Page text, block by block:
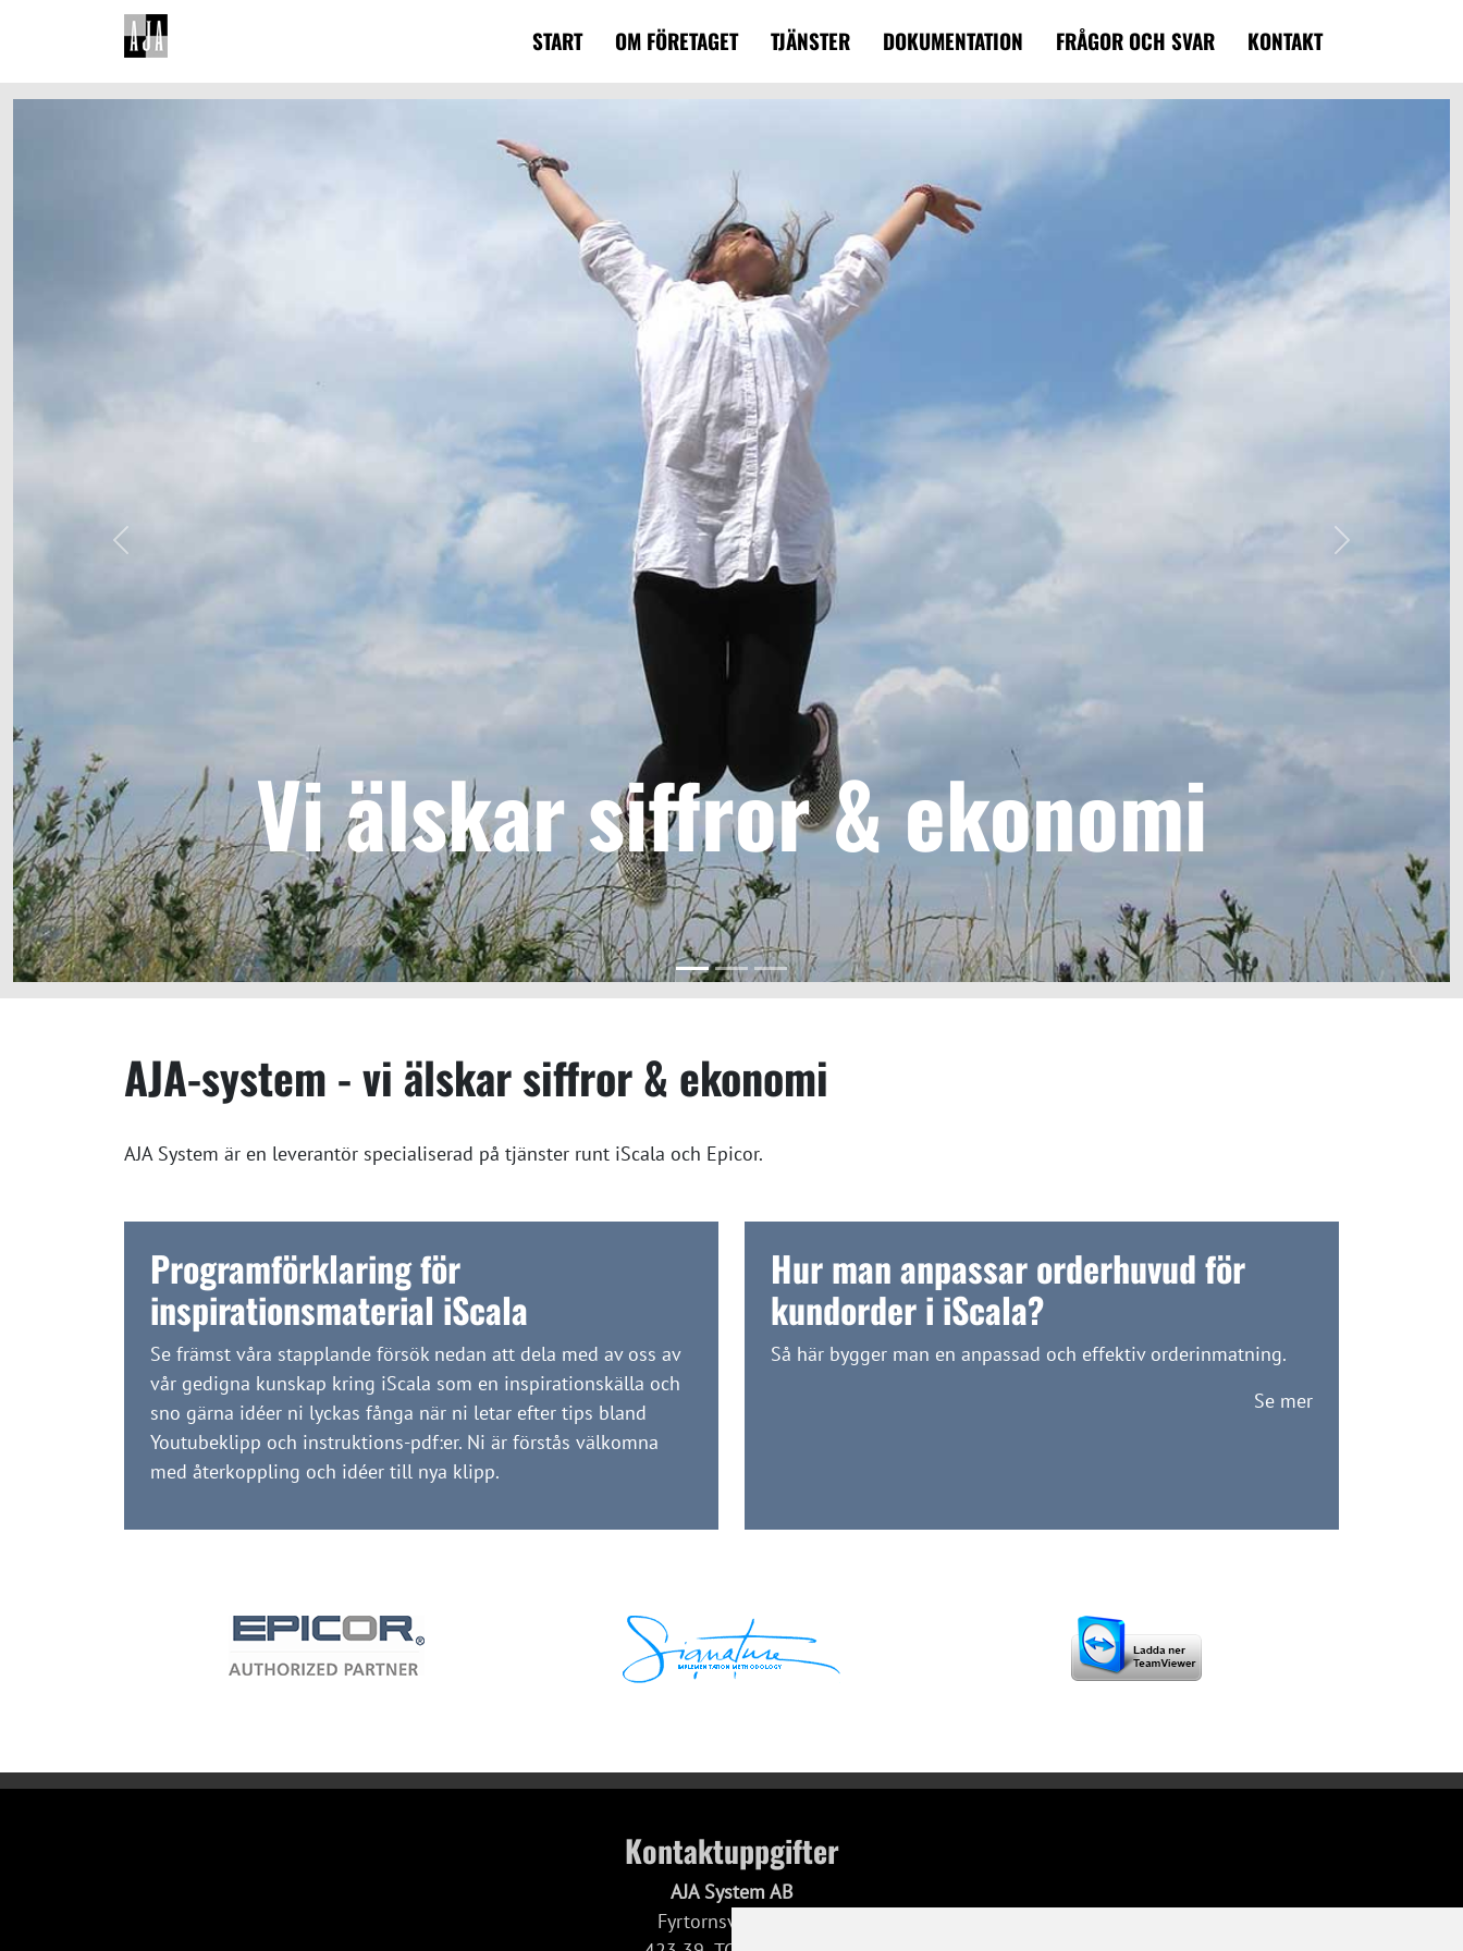
START OM FÖRETAGET TJÄNSTER DOKUMENTATION FRÅGOR OCH SVAR KONTAKT
Vi älskar siffror & ekonomi
Previous Next
AJA-system - vi älskar siffror & ekonomi
AJA System är en leverantör specialiserad på tjänster runt iScala och Epicor.
Programförklaring för
inspirationsmaterial iScala
Se främst våra stapplande försök nedan att dela med av oss av
vår gedigna kunskap kring iScala som en inspirationskälla och
sno gärna idéer ni lyckas fånga när ni letar efter tips bland
Youtubeklipp och instruktions-pdf:er. Ni är förstås välkomna
med återkoppling och idéer till nya klipp.
Hur man anpassar orderhuvud för
kundorder i iScala?
Så här bygger man en anpassad och effektiv orderinmatning.
Se mer
Kontaktuppgifter
AJA System AB
Fyrtornsvägen 15